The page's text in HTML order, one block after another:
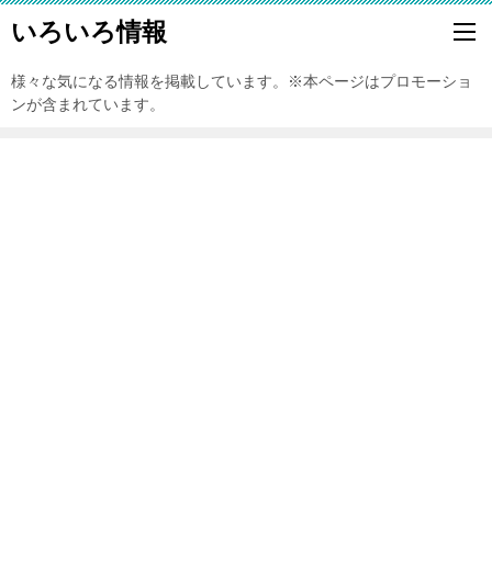
いろいろ情報
様々な気になる情報を掲載しています。※本ページはプロモーショ
ンが含まれています。